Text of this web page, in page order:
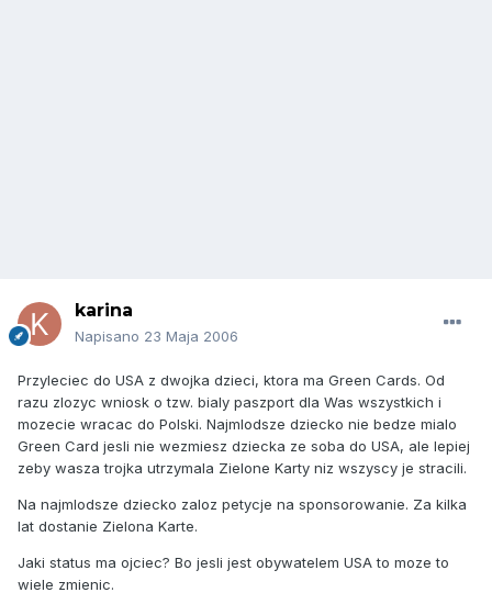
karina
Napisano 23 Maja 2006
Przyleciec do USA z dwojka dzieci, ktora ma Green Cards. Od
razu zlozyc wniosk o tzw. bialy paszport dla Was wszystkich i
mozecie wracac do Polski. Najmlodsze dziecko nie bedze mialo
Green Card jesli nie wezmiesz dziecka ze soba do USA, ale lepiej
zeby wasza trojka utrzymala Zielone Karty niz wszyscy je stracili.
Na najmlodsze dziecko zaloz petycje na sponsorowanie. Za kilka
lat dostanie Zielona Karte.
Jaki status ma ojciec? Bo jesli jest obywatelem USA to moze to
wiele zmienic.